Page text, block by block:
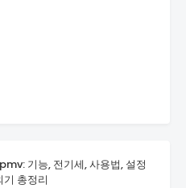
기능, 전기세, 사용법, 설정
기 총정리